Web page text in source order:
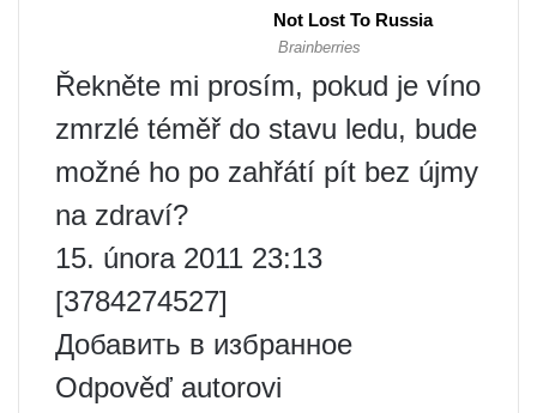
Řekněte mi prosím, pokud je víno
zmrzlé téměř do stavu ledu, bude
možné ho po zahřátí pít bez újmy
na zdraví?
15. února 2011 23:13
[3784274527]
Добавить в избранное
Odpověď autorovi